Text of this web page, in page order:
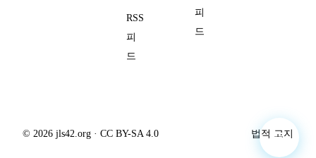
RSS
피
드
피
드
© 2026 jls42.org · CC BY-SA 4.0 법적 고지